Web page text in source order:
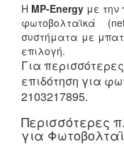
Η MP-Energy με την
φωτοβολταϊκά
συστήματα με
επιλογή.
Για
επιδότηση για
2103217895.
Περισσότερες
για